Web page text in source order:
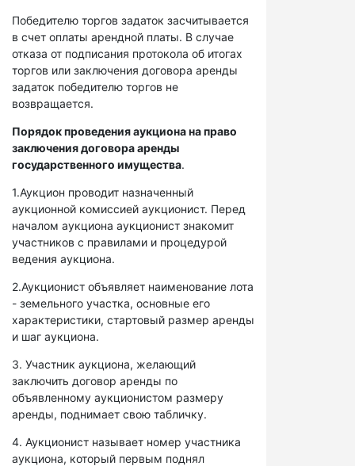
Победителю торгов задаток засчитывается
в счет оплаты арендной платы. В случае
отказа от подписания протокола об итогах
торгов или заключения договора аренды
задаток победителю торгов не
возвращается.
Порядок проведения аукциона на право
заключения договора аренды
государственного имущества.
1.Аукцион проводит назначенный
аукционной комиссией аукционист. Перед
началом аукциона аукционист знакомит
участников с правилами и процедурой
ведения аукциона.
2.Аукционист объявляет наименование лота
- земельного участка, основные его
характеристики, стартовый размер аренды
и шаг аукциона.
3. Участник аукциона, желающий
заключить договор аренды по
объявленному аукционистом размеру
аренды, поднимает свою табличку.
4. Аукционист называет номер участника
аукциона, который первым поднял